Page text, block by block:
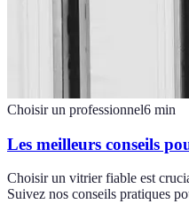
Choisir un professionnel6 min
Les meilleurs conseils
Choisir un vitrier fiable est
Suivez nos conseils pratiques